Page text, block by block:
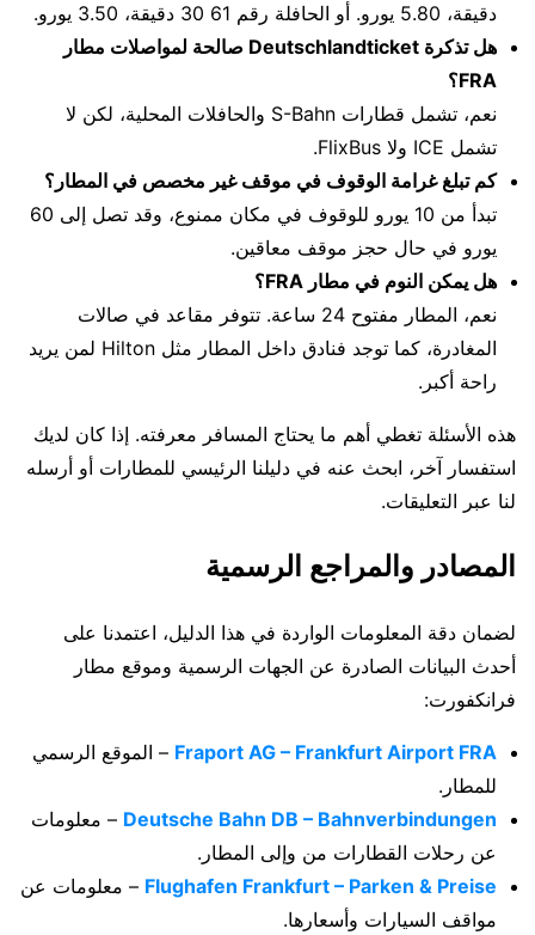
دقيقة، 5.80 يورو. أو الحافلة رقم 61 30 دقيقة، 3.50 يورو.
هل تذكرة Deutschlandticket صالحة لمواصلات مطار
FRA؟
نعم، تشمل قطارات S-Bahn والحافلات المحلية، لكن لا
تشمل ICE ولا FlixBus.
كم تبلغ غرامة الوقوف في موقف غير مخصص في المطار؟
تبدأ من 10 يورو للوقوف في مكان ممنوع، وقد تصل إلى 60
يورو في حال حجز موقف معاقين.
هل يمكن النوم في مطار FRA؟
نعم، المطار مفتوح 24 ساعة. تتوفر مقاعد في صالات
المغادرة، كما توجد فنادق داخل المطار مثل Hilton لمن يريد
راحة أكبر.
هذه الأسئلة تغطي أهم ما يحتاج المسافر معرفته. إذا كان لديك
استفسار آخر، ابحث عنه في دليلنا الرئيسي للمطارات أو أرسله
لنا عبر التعليقات.
المصادر والمراجع الرسمية
لضمان دقة المعلومات الواردة في هذا الدليل، اعتمدنا على
أحدث البيانات الصادرة عن الجهات الرسمية وموقع مطار
فرانكفورت:
Fraport AG – Frankfurt Airport FRA – الموقع الرسمي
للمطار.
Deutsche Bahn DB – Bahnverbindungen – معلومات
عن رحلات القطارات من وإلى المطار.
Flughafen Frankfurt – Parken & Preise – معلومات عن
مواقف السيارات وأسعارها.